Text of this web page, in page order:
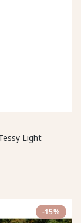
Light
-15%